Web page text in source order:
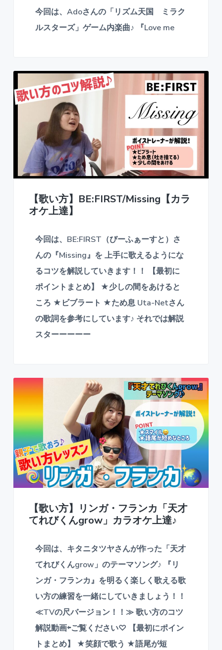
今回は、Adoさんの「リズム天国 ミラク
ルスターズ」ゲーム内楽曲♪ 『Love me
【歌い方】BE:FIRST/Missing【カラ
オケ上達】
今回は、BE:FIRST（びーふぁーすと）さ
んの『Missing』を 上手に歌えるようにな
るコツを解説していきます！！ 【最初に
ポイントまとめ】 ★少しの間をあけると
ころ ★ビブラート ★ため息 Uta-Netさん
の歌詞を参考にしています♪ それでは解説
スターーーーー
【歌い方】リンガ・フランカ「天才
てれびくんgrow」カラオケ上達♪
今回は、キタニタツヤさんが作った「天才
てれびくんgrow」のテーマソング♪ 『リ
ンガ・フランカ』を明るく楽しく歌える歌
い方の練習を一緒にしていきましょう！！
≪TVの尺バージョン！！≫ 歌い方のコツ
解説動画⇦ご覧ください♡ 【最初にポイン
トまとめ】 ★笑顔で歌う ★語尾が短